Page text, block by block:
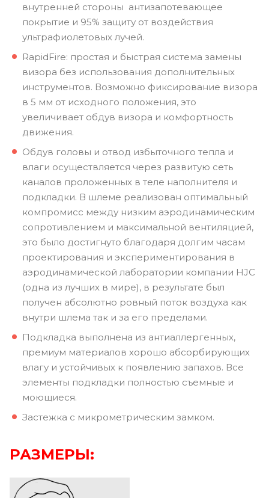
внутренней стороны антизапотевающее
покрытие и 95% защиту от воздействия
ультрафиолетовых лучей.
RapidFire: простая и быстрая система замены
визора без использования дополнительных
инструментов. Возможно фиксирование визора
в 5 мм от исходного положения, это
увеличивает обдув визора и комфортность
движения.
Обдув головы и отвод избыточного тепла и
влаги осуществляется через развитую сеть
каналов проложенных в теле наполнителя и
подкладки. В шлеме реализован оптимальный
компромисс между низким аэродинамическим
сопротивлением и максимальной вентиляцией,
это было достигнуто благодаря долгим часам
проектирования и экспериментирования в
аэродинамической лаборатории компании HJC
(одна из лучших в мире), в результате был
получен абсолютно ровный поток воздуха как
внутри шлема так и за его пределами.
Подкладка выполнена из антиаллергенных,
премиум материалов хорошо абсорбирующих
влагу и устойчивых к появлению запахов. Все
элементы подкладки полностью съемные и
моющиеся.
Застежка с микрометрическим замком.
РАЗМЕРЫ: